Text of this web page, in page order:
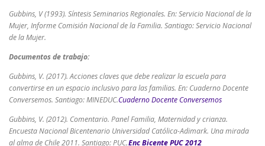
Gubbins, V (1993). Síntesis Seminarios Regionales. En: Servicio Nacional de la
Mujer, Informe Comisión Nacional de la Familia. Santiago: Servicio Nacional
de la Mujer.
Documentos de trabajo:
Gubbins, V. (2017). Acciones claves que debe realizar la escuela para
convertirse en un espacio inclusivo para las familias. En: Cuaderno Docente
Conversemos. Santiago: MINEDUC.Cuaderno Docente Conversemos
Gubbins, V. (2012). Comentario. Panel Familia, Maternidad y crianza.
Encuesta Nacional Bicentenario Universidad Católica-Adimark. Una mirada
al alma de Chile 2011. Santiago: PUC.Enc Bicente PUC 2012